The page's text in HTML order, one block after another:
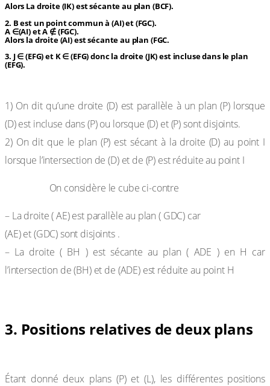
Alors La droite (IK) est sécante au plan (BCF).
2. B est un point commun à (AI) et (FGC).
A ∈(AI) et A ∉ (FGC).
Alors la droite (AI) est sécante au plan (FGC.
3. J ∈ (EFG) et K ∈ (EFG) donc la droite (JK) est incluse dans le plan
(EFG).
1) On dit qu’une droite (D) est parallèle à un plan (P) lorsque
(D) est incluse dans (P) ou lorsque (D) et (P) sont disjoints.
2) On dit que le plan (P) est sécant à la droite (D) au point I
lorsque l’intersection de (D) et de (P) est réduite au point I
On considère le cube ci-contre
– La droite ( AE) est parallèle au plan ( GDC) car
(AE) et (GDC) sont disjoints .
– La droite ( BH ) est sécante au plan ( ADE ) en H car
l’intersection de (BH) et de (ADE) est réduite au point H
3. Positions relatives de deux plans
Étant donné deux plans (P) et (L), les différentes positions